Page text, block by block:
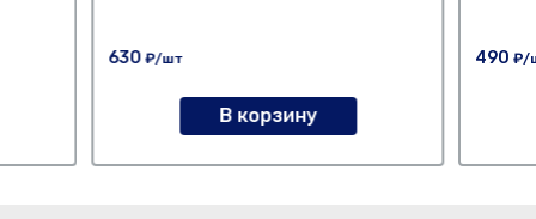
630 ₽/шт
В корзину
490 ₽/